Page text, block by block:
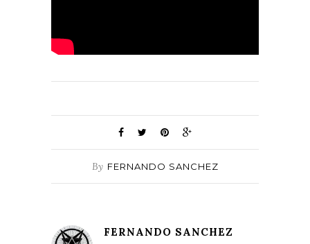
By FERNANDO SANCHEZ
FERNANDO SANCHEZ